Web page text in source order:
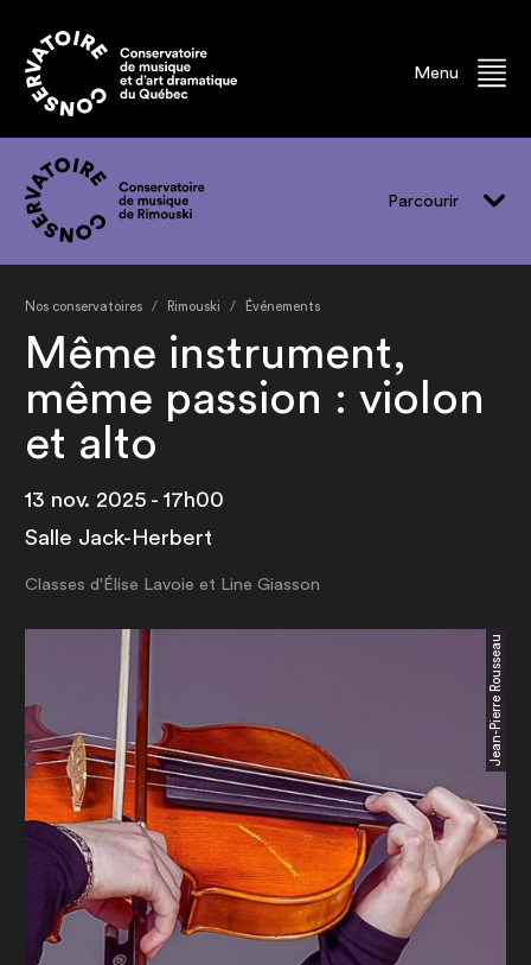
Menu
Parcourir
Professeur.e.s
Nos conservatoires Rimouski Événements
Même instrument,
même passion : violon
et alto
13 nov. 2025 - 17h00
Salle Jack-Herbert
Classes d'Élise Lavoie et Line Giasson
Jean-Pierre Rousseau